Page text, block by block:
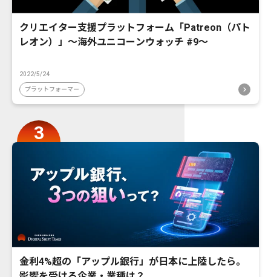
クリエイター支援プラットフォーム「Patreon（パト
レオン）」〜海外ユニコーンウォッチ #9〜
2022/5/24
プラットフォーマー
金利4%超の「アップル銀行」が日本に上陸したら。